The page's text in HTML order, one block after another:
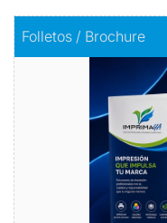
Folletos / Brochure
Comprar